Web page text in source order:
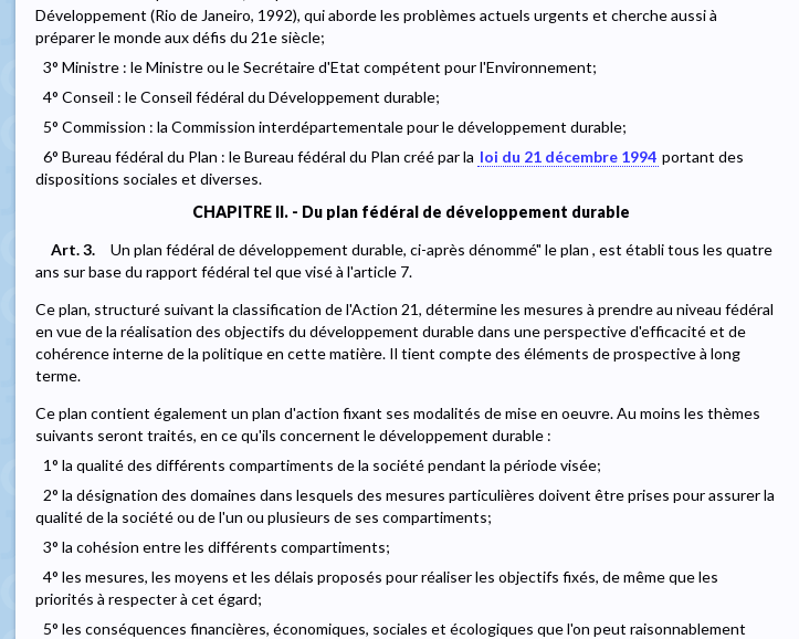
Développement (Rio de Janeiro, 1992), qui aborde les problèmes actuels urgents et cherche aussi à
préparer le monde aux défis du 21e siècle;
3° Ministre : le Ministre ou le Secrétaire d'Etat compétent pour l'Environnement;
4° Conseil : le Conseil fédéral du Développement durable;
5° Commission : la Commission interdépartementale pour le développement durable;
6° Bureau fédéral du Plan : le Bureau fédéral du Plan créé par la loi du 21 décembre 1994 portant des
dispositions sociales et diverses.
CHAPITRE II. - Du plan fédéral de développement durable
Art. 3.
Un plan fédéral de développement durable, ci-après dénommé" le plan , est établi tous les quatre
ans sur base du rapport fédéral tel que visé à l'article 7.
Ce plan, structuré suivant la classification de l'Action 21, détermine les mesures à prendre au niveau fédéral
en vue de la réalisation des objectifs du développement durable dans une perspective d'efficacité et de
cohérence interne de la politique en cette matière. Il tient compte des éléments de prospective à long
terme.
Ce plan contient également un plan d'action fixant ses modalités de mise en oeuvre. Au moins les thèmes
suivants seront traités, en ce qu'ils concernent le développement durable :
1° la qualité des différents compartiments de la société pendant la période visée;
2° la désignation des domaines dans lesquels des mesures particulières doivent être prises pour assurer la
qualité de la société ou de l'un ou plusieurs de ses compartiments;
3° la cohésion entre les différents compartiments;
4° les mesures, les moyens et les délais proposés pour réaliser les objectifs fixés, de même que les
priorités à respecter à cet égard;
5° les conséquences financières, économiques, sociales et écologiques que l'on peut raisonnablement